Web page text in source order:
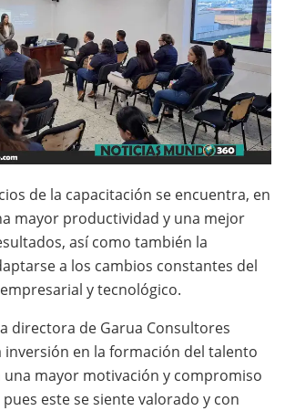
de la capacitación se encuentra, en
mayor productividad y una mejor
así como también la
a los cambios constantes del
y tecnológico.
directora de Garua Consultores
inversión en la formación del talento
mayor motivación y compromiso
este se siente valorado y con